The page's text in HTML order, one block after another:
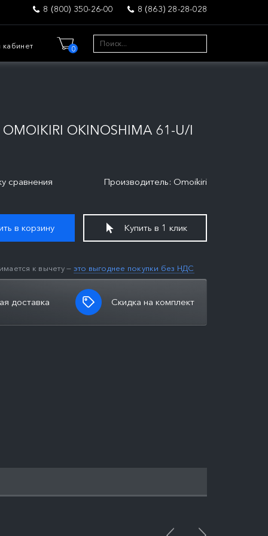
8 (800) 350-26-00 8 (863) 28-28-028
кабинет 0
OKINOSHIMA 61-U/I
сравнения Производитель: Omoikiri
к вычету — это выгоднее покупки без НДС
в корзину Купить в 1 клик
доставка Скидка на комплект